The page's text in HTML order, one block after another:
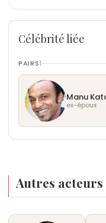
Célébrité liée
PAIRS1
Manu
ex-époux
Autres acteurs